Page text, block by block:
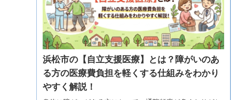
浜松市の【自立支援医療】とは？障がいのあ
る方の医療費負担を軽くする仕組みをわかり
やすく解説！